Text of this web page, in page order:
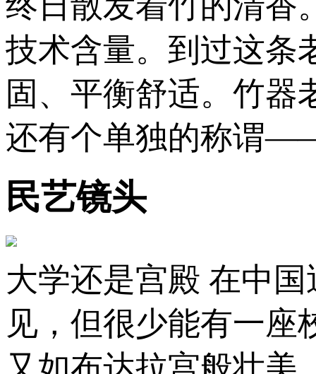
技术含量。到过这条
固、平衡舒适。竹器
还有个单独的称谓
民艺镜头
大学还是宫殿 在中
见，但很少能有一座